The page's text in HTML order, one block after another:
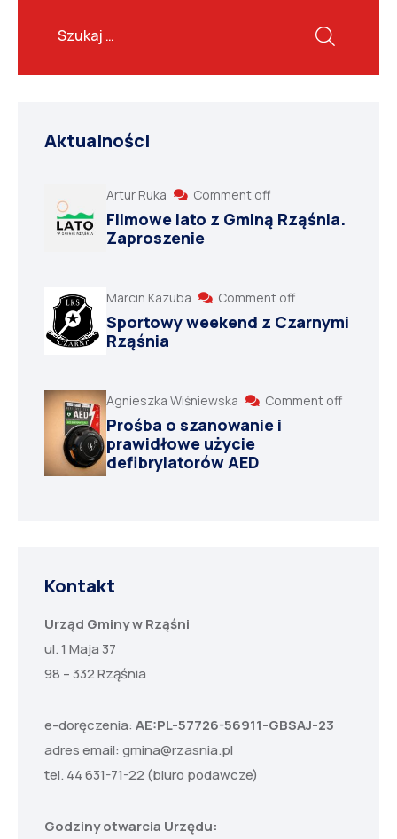
Aktualności
Artur Ruka Comment off
Filmowe lato z Gminą Rząśnia.
Zaproszenie
Marcin Kazuba Comment off
Sportowy weekend z Czarnymi
Rząśnia
Agnieszka Wiśniewska Comment off
Prośba o szanowanie i
prawidłowe użycie
defibrylatorów AED
Kontakt
Urząd Gminy w Rząśni
ul. 1 Maja 37
98 – 332 Rząśnia
e-doręczenia: AE:PL-57726-56911-GBSAJ-23
adres email: gmina@rzasnia.pl
tel. 44 631-71-22 (biuro podawcze)
Godziny otwarcia Urzędu: